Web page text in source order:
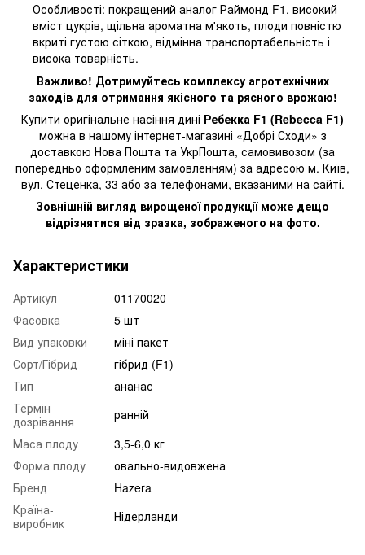
Особливості: покращений аналог Раймонд F1, високий
вміст цукрів, щільна ароматна м'якоть, плоди повністю
вкриті густою сіткою, відмінна транспортабельність і
висока товарність.
Важливо! Дотримуйтесь комплексу агротехнічних
заходів для отримання якісного та рясного врожаю!
Купити оригінальне насіння дині Ребекка F1 (Rebecca F1)
можна в нашому інтернет-магазині «Добрі Сходи» з
доставкою Нова Пошта та УкрПошта, самовивозом (за
попередньо оформленим замовленням) за адресою м. Київ,
вул. Стеценка, 33 або за телефонами, вказаними на сайті.
Зовнішній вигляд вирощеної продукції може дещо
відрізнятися від зразка, зображеного на фото.
Характеристики
Артикул
01170020
Фасовка
5 шт
Вид упаковки
міні пакет
Сорт/Гібрид
гібрид (F1)
Тип
ананас
Термін
дозрівання
ранній
Маса плоду
3,5-6,0 кг
Форма плоду
овально-видовжена
Бренд
Hazera
Країна-
виробник
Нідерланди